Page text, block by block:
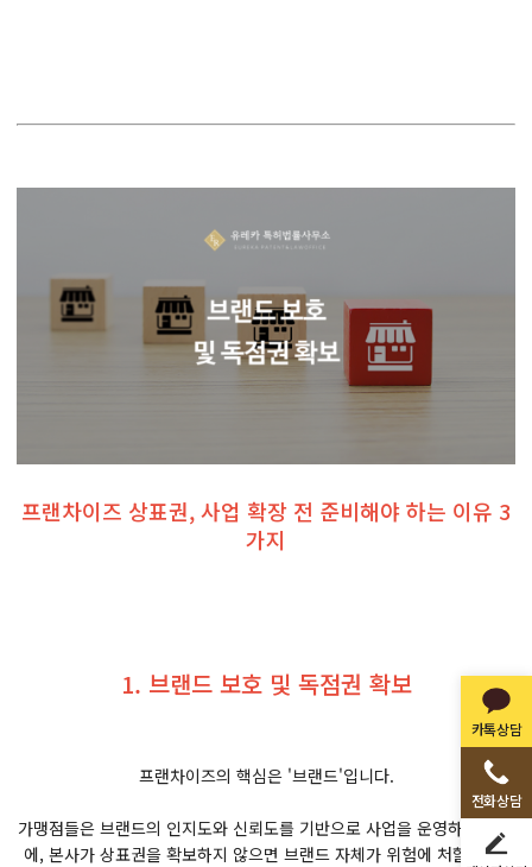
카톡상담
전화상담
프랜차이즈 상표권, 사업 확장 전 준비해야 하는 이유 3
가지
1. 브랜드 보호 및 독점권 확보
프랜차이즈의 핵심은 '브랜드'입니다.
가맹점들은 브랜드의 인지도와 신뢰도를 기반으로 사업을 운영하기 때문
에, 본사가 상표권을 확보하지 않으면 브랜드 자체가 위험에 처할 수 있